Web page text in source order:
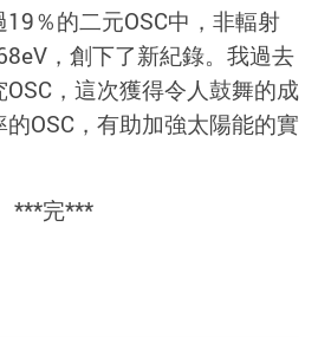
％的二元OSC中，非輻射
，創下了新紀錄。我過去
，這次獲得令人鼓舞的成
OSC，有助加強太陽能的實
***完***